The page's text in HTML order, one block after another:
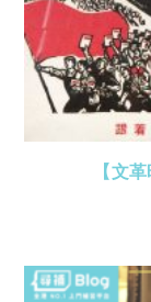
【文